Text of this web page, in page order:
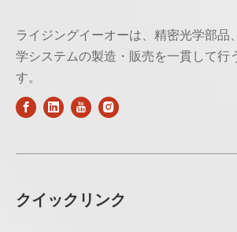
ライジングイーオーは、精密光学部品
学システムの製造・販売を一貫して行
す。
クイックリンク